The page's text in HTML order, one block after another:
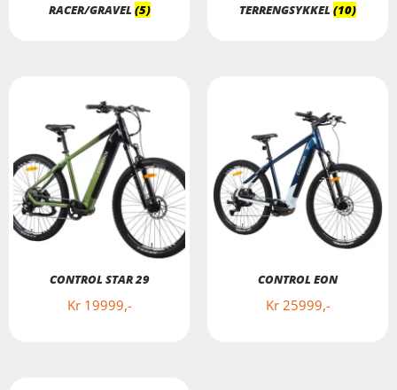
RACER/GRAVEL (5) TERRENGSYKKEL (10)
CONTROL STAR 29
Kr19999
CONTROL EON
Kr25999